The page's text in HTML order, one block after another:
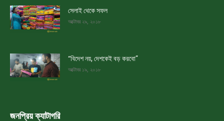
সেলাই থেকে সফল
অক্টোবর ২৯, ২০১৮
“বিদেশ নয়, দেশকেই বড় করবো”
অক্টোবর ১৯, ২০১৮
জনপ্রিয় ক্যাটাগরি